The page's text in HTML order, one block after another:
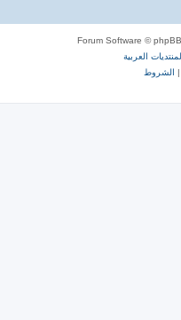
العربية
| الشروط